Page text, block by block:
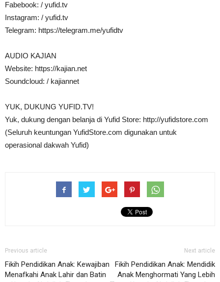
Fabebook: / yufid.tv
Instagram: / yufid.tv
Telegram: https://telegram.me/yufidtv
AUDIO KAJIAN
Website: https://kajian.net
Soundcloud: / kajiannet
YUK, DUKUNG YUFID.TV!
Yuk, dukung dengan belanja di Yufid Store: http://yufidstore.com
(Seluruh keuntungan YufidStore.com digunakan untuk
operasional dakwah Yufid)
Previous article
Fikih Pendidikan Anak: Kewajiban
Menafkahi Anak Lahir dan Batin
Next article
Fikih Pendidikan Anak: Mendidik
Anak Menghormati Yang Lebih